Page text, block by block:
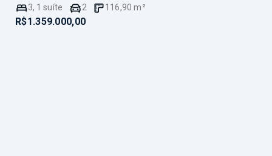
3, 1 suíte 2 116,90 m²
R$1.359.000,00